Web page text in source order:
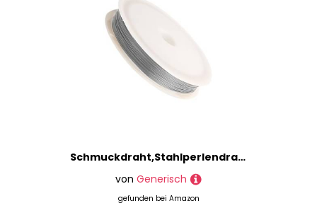
Schmuckdraht,Stahlperlendraht für Schmuckherstellung - Flexible Schnur für Armbänder Halsketten Anfänger Bastler Handarbeit
von Generisch
gefunden bei Amazon